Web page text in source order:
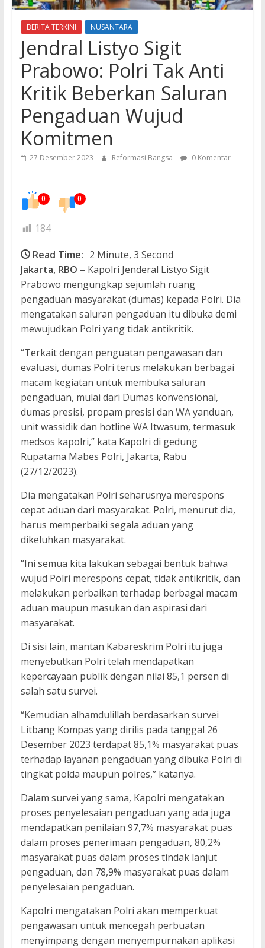
BERITA TERKINI NUSANTARA
Jendral Listyo Sigit
Prabowo: Polri Tak Anti
Kritik Beberkan Saluran
Pengaduan Wujud
Komitmen
27 Desember 2023 Reformasi Bangsa 0 Komentar
0 0
184
Read Time: 2 Minute, 3 Second
Jakarta, RBO – Kapolri Jenderal Listyo Sigit
Prabowo mengungkap sejumlah ruang
pengaduan masyarakat (dumas) kepada Polri. Dia
mengatakan saluran pengaduan itu dibuka demi
mewujudkan Polri yang tidak antikritik.
“Terkait dengan penguatan pengawasan dan
evaluasi, dumas Polri terus melakukan berbagai
macam kegiatan untuk membuka saluran
pengaduan, mulai dari Dumas konvensional,
dumas presisi, propam presisi dan WA yanduan,
unit wassidik dan hotline WA Itwasum, termasuk
medsos kapolri,” kata Kapolri di gedung
Rupatama Mabes Polri, Jakarta, Rabu
(27/12/2023).
Dia mengatakan Polri seharusnya merespons
cepat aduan dari masyarakat. Polri, menurut dia,
harus memperbaiki segala aduan yang
dikeluhkan masyarakat.
“Ini semua kita lakukan sebagai bentuk bahwa
wujud Polri merespons cepat, tidak antikritik, dan
melakukan perbaikan terhadap berbagai macam
aduan maupun masukan dan aspirasi dari
masyarakat.
Di sisi lain, mantan Kabareskrim Polri itu juga
menyebutkan Polri telah mendapatkan
kepercayaan publik dengan nilai 85,1 persen di
salah satu survei.
“Kemudian alhamdulillah berdasarkan survei
Litbang Kompas yang dirilis pada tanggal 26
Desember 2023 terdapat 85,1% masyarakat puas
terhadap layanan pengaduan yang dibuka Polri di
tingkat polda maupun polres,” katanya.
Dalam survei yang sama, Kapolri mengatakan
proses penyelesaian pengaduan yang ada juga
mendapatkan penilaian 97,7% masyarakat puas
dalam proses penerimaan pengaduan, 80,2%
masyarakat puas dalam proses tindak lanjut
pengaduan, dan 78,9% masyarakat puas dalam
penyelesaian pengaduan.
Kapolri mengatakan Polri akan memperkuat
pengawasan untuk mencegah perbuatan
menyimpang dengan menyempurnakan aplikasi